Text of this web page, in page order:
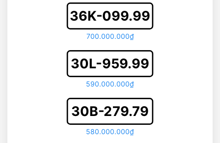
36K-099.99
700.000.000₫
30L-959.99
590.000.000₫
30B-279.79
580.000.000₫